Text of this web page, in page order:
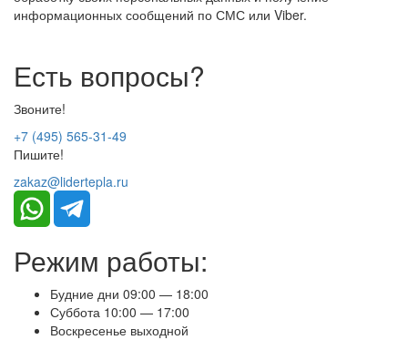
информационных сообщений по СМС или Viber.
Есть вопросы?
Звоните!
+7 (495) 565-31-49
Пишите!
zakaz@lidertepla.ru
Режим работы:
Будние дни 09:00 — 18:00
Суббота 10:00 — 17:00
Воскресенье выходной